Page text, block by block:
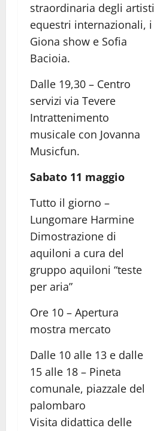
straordinaria degli artisti
equestri internazionali, i
Giona show e Sofia
Bacioia.
Dalle 19,30 – Centro
servizi via Tevere
Intrattenimento
musicale con Jovanna
Musicfun.
Sabato 11 maggio
Tutto il giorno –
Lungomare Harmine
Dimostrazione di
aquiloni a cura del
gruppo aquiloni “teste
per aria”
Ore 10 – Apertura
mostra mercato
Dalle 10 alle 13 e dalle
15 alle 18 – Pineta
comunale, piazzale del
palombaro
Visita didattica delle